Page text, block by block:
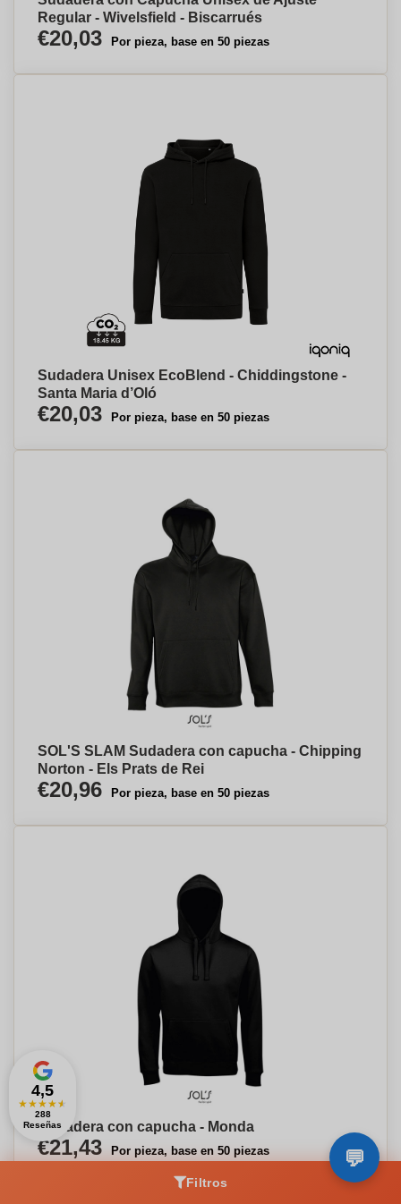
Regular - Wivelsfield - Biscarrués
€20,03 Por pieza, base en 50 piezas
Sudadera Unisex EcoBlend - Chiddingstone -
Santa Maria d’Oló
€20,03 Por pieza, base en 50 piezas
SOL'S SLAM Sudadera con capucha - Chipping
Norton - Els Prats de Rei
€20,96 Por pieza, base en 50 piezas
Sudadera con capucha - Monda
€21,43 Por pieza, base en 50 piezas
Filtros
4,5
★★★★★
288
Reseñas